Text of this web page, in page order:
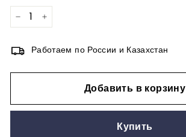
Работаем по России и Казахстан
Добавить в корзину
Купить